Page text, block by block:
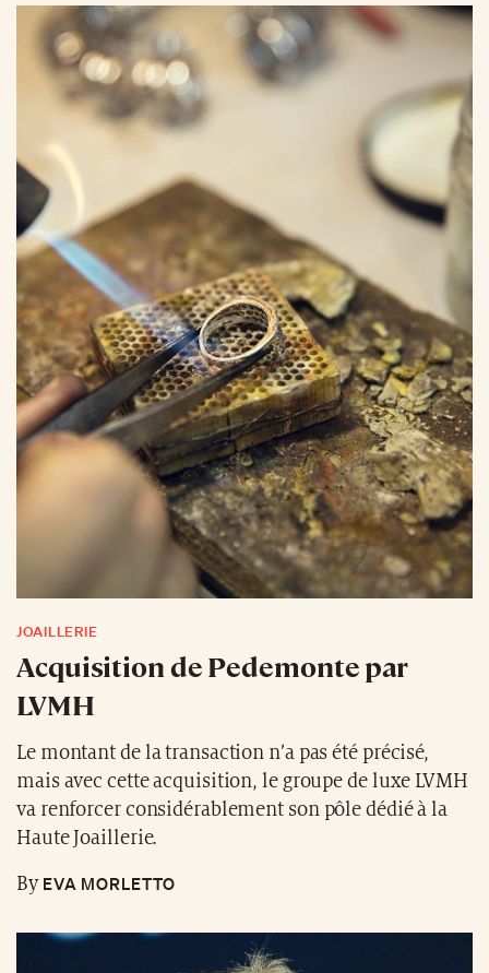
JOAILLERIE
Acquisition de Pedemonte par
LVMH
Le montant de la transaction n’a pas été précisé,
mais avec cette acquisition, le groupe de luxe LVMH
va renforcer considérablement son pôle dédié à la
Haute Joaillerie.
ByEVA MORLETTO